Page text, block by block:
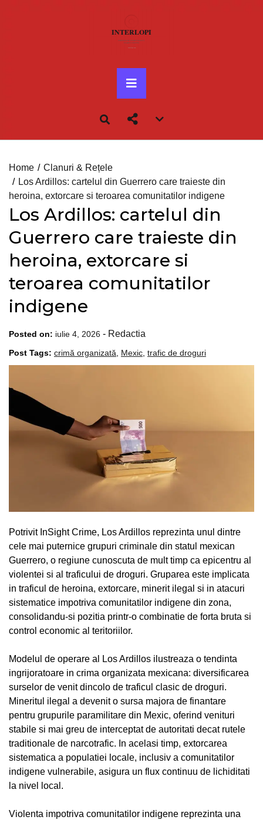
Primary
Menu
menu
Home
Clanuri & Rețele
Los Ardillos: cartelul din Guerrero care traieste din
heroina, extorcare si teroarea comunitatilor indigene
Los Ardillos: cartelul din
Guerrero care traieste din
heroina, extorcare si
teroarea comunitatilor
indigene
Posted on: iulie 4, 2026 - Redactia
Post Tags: crimă organizată, Mexic, trafic de droguri
Potrivit InSight Crime, Los Ardillos reprezinta unul dintre
cele mai puternice grupuri criminale din statul mexican
Guerrero, o regiune cunoscuta de mult timp ca epicentru al
violentei si al traficului de droguri. Gruparea este implicata
in traficul de heroina, extorcare, minerit ilegal si in atacuri
sistematice impotriva comunitatilor indigene din zona,
consolidandu-si pozitia printr-o combinatie de forta bruta si
control economic al teritoriilor.
Modelul de operare al Los Ardillos ilustreaza o tendinta
ingrijoratoare in crima organizata mexicana: diversificarea
surselor de venit dincolo de traficul clasic de droguri.
Mineritul ilegal a devenit o sursa majora de finantare
pentru grupurile paramilitare din Mexic, oferind venituri
stabile si mai greu de interceptat de autoritati decat rutele
traditionale de narcotrafic. In acelasi timp, extorcarea
sistematica a populatiei locale, inclusiv a comunitatilor
indigene vulnerabile, asigura un flux continuu de lichiditati
la nivel local.
Violenta impotriva comunitatilor indigene reprezinta una